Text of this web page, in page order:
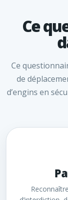
Ce
Ce
de
d’engins en